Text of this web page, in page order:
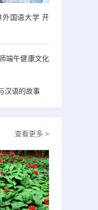
外国语大学 开
端午健康文化
汉语的故事
查看更多 >